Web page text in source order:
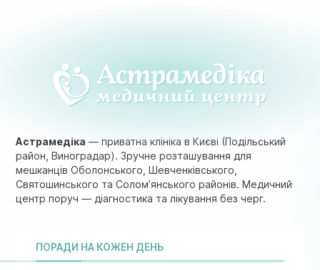
Астрамедіка — приватна клініка в Києві (Подільський
район, Виноградар). Зручне розташування для
мешканців Оболонського, Шевченківського,
Святошинського та Солом’янського районів. Медичний
центр поруч — діагностика та лікування без черг.
ПОРАДИ НА КОЖЕН ДЕНЬ